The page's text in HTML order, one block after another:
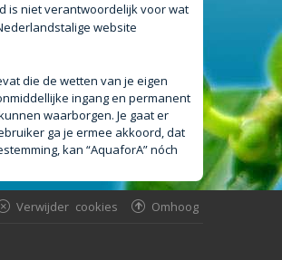
is niet verantwoordelijk voor wat
website
die de wetten van je eigen
ingang en permanent
waarborgen. Je gaat er
ga je ermee akkoord, dat
kan “AquaforA” nóch
Omhoog
Verwijder cookies